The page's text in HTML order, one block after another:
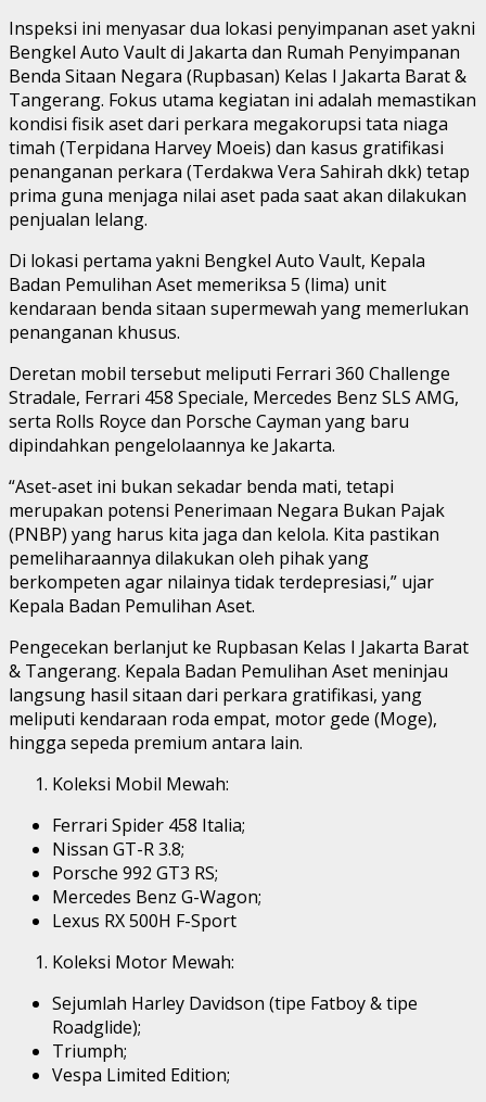
Inspeksi ini menyasar dua lokasi penyimpanan aset yakni
Bengkel Auto Vault di Jakarta dan Rumah Penyimpanan
Benda Sitaan Negara (Rupbasan) Kelas I Jakarta Barat &
Tangerang. Fokus utama kegiatan ini adalah memastikan
kondisi fisik aset dari perkara megakorupsi tata niaga
timah (Terpidana Harvey Moeis) dan kasus gratifikasi
penanganan perkara (Terdakwa Vera Sahirah dkk) tetap
prima guna menjaga nilai aset pada saat akan dilakukan
penjualan lelang.
Di lokasi pertama yakni Bengkel Auto Vault, Kepala
Badan Pemulihan Aset memeriksa 5 (lima) unit
kendaraan benda sitaan supermewah yang memerlukan
penanganan khusus.
Deretan mobil tersebut meliputi Ferrari 360 Challenge
Stradale, Ferrari 458 Speciale, Mercedes Benz SLS AMG,
serta Rolls Royce dan Porsche Cayman yang baru
dipindahkan pengelolaannya ke Jakarta.
“Aset-aset ini bukan sekadar benda mati, tetapi
merupakan potensi Penerimaan Negara Bukan Pajak
(PNBP) yang harus kita jaga dan kelola. Kita pastikan
pemeliharaannya dilakukan oleh pihak yang
berkompeten agar nilainya tidak terdepresiasi,” ujar
Kepala Badan Pemulihan Aset.
Pengecekan berlanjut ke Rupbasan Kelas I Jakarta Barat
& Tangerang. Kepala Badan Pemulihan Aset meninjau
langsung hasil sitaan dari perkara gratifikasi, yang
meliputi kendaraan roda empat, motor gede (Moge),
hingga sepeda premium antara lain.
Koleksi Mobil Mewah:
Ferrari Spider 458 Italia;
Nissan GT-R 3.8;
Porsche 992 GT3 RS;
Mercedes Benz G-Wagon;
Lexus RX 500H F-Sport
Koleksi Motor Mewah:
Sejumlah Harley Davidson (tipe Fatboy & tipe
Roadglide);
Triumph;
Vespa Limited Edition;